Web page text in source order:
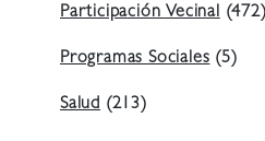
Participación Vecinal(472)
Programas Sociales(5)
Salud (213)